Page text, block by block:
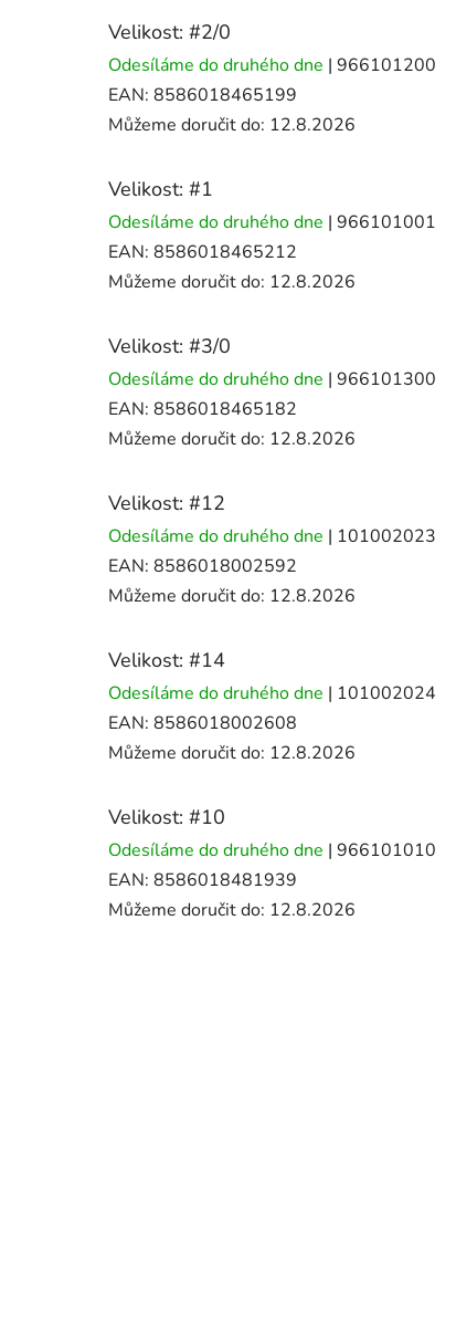
Velikost: #2/0
Odesíláme do druhého dne | 966101200
EAN: 8586018465199
Můžeme doručit do: 12.8.2026
Velikost: #1
Odesíláme do druhého dne | 966101001
EAN: 8586018465212
Můžeme doručit do: 12.8.2026
Velikost: #3/0
Odesíláme do druhého dne | 966101300
EAN: 8586018465182
Můžeme doručit do: 12.8.2026
Velikost: #12
Odesíláme do druhého dne | 101002023
EAN: 8586018002592
Můžeme doručit do: 12.8.2026
Velikost: #14
Odesíláme do druhého dne | 101002024
EAN: 8586018002608
Můžeme doručit do: 12.8.2026
Velikost: #10
Odesíláme do druhého dne | 966101010
EAN: 8586018481939
Můžeme doručit do: 12.8.2026